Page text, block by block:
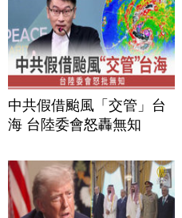
中共假借颱風「交管」台
海 台陸委會怒轟無知